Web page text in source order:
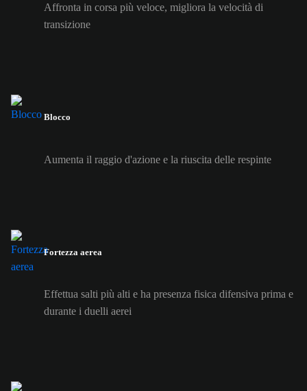
Affronta in corsa più veloce, migliora la velocità di
transizione
Blocco
Aumenta il raggio d'azione e la riuscita delle respinte
Fortezza aerea
Effettua salti più alti e ha presenza fisica difensiva prima e
durante i duelli aerei